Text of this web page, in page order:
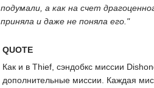
подумали, а как на счет
приняла и даже не поняла его."
QUOTE
Как и в Thief, сэндобкс миссии
дополнительные миссии. Каждая